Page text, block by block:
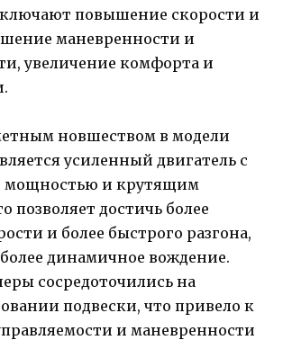
повышение скорости и
маневренности и
увеличение комфорта и
новшеством в модели
усиленный двигатель с
мощностью и крутящим
позволяет достичь более
и более быстрого разгона,
динамичное вождение.
сосредоточились на
подвески, что привело к
и маневренности